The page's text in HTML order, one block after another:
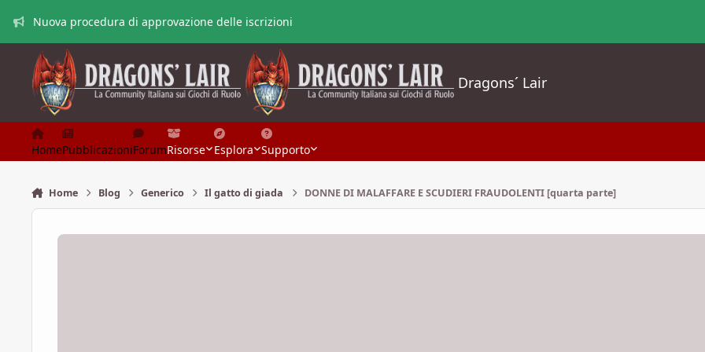
Nuova procedura di approvazione delle iscrizioni
Dragons´ Lair
HomePubblicazioniForumRisorse Esplora Supporto
Home Blog Generico Il gatto di giada DONNE DI MALAFFARE E SCUDIERI FRAUDOLENTI [quarta parte]